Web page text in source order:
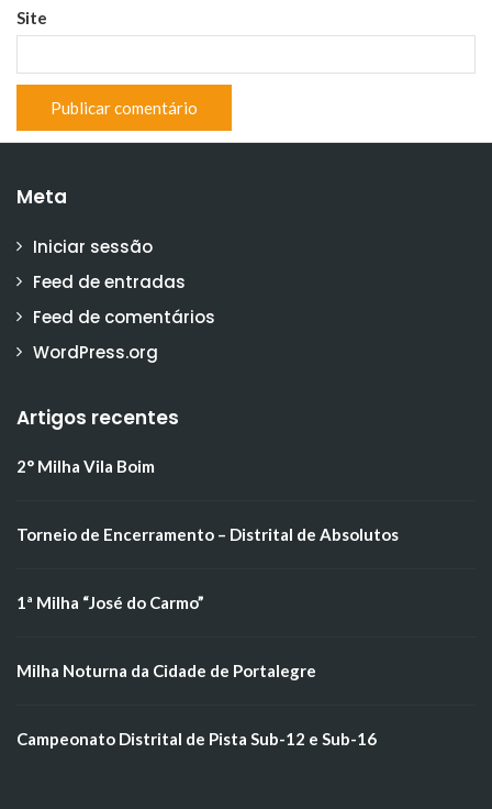
Site
Meta
Iniciar sessão
Feed de entradas
Feed de comentários
WordPress.org
Artigos recentes
2° Milha Vila Boim
Torneio de Encerramento – Distrital de Absolutos
1ª Milha “José do Carmo”
Milha Noturna da Cidade de Portalegre
Campeonato Distrital de Pista Sub-12 e Sub-16